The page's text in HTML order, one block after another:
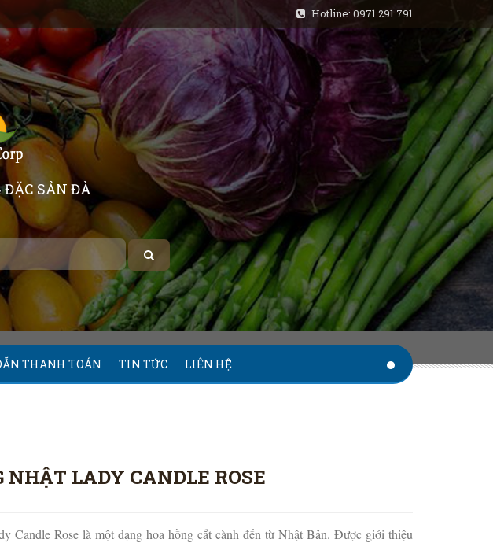
Hotline: 0971 291 791
ĐẶC SẢN ĐÀ
THANH TOÁN TIN TỨC LIÊN HỆ
NHẬT LADY CANDLE ROSE
Candle Rose là một dạng hoa hồng cắt cành đến từ Nhật Bản. Được giới thiệu